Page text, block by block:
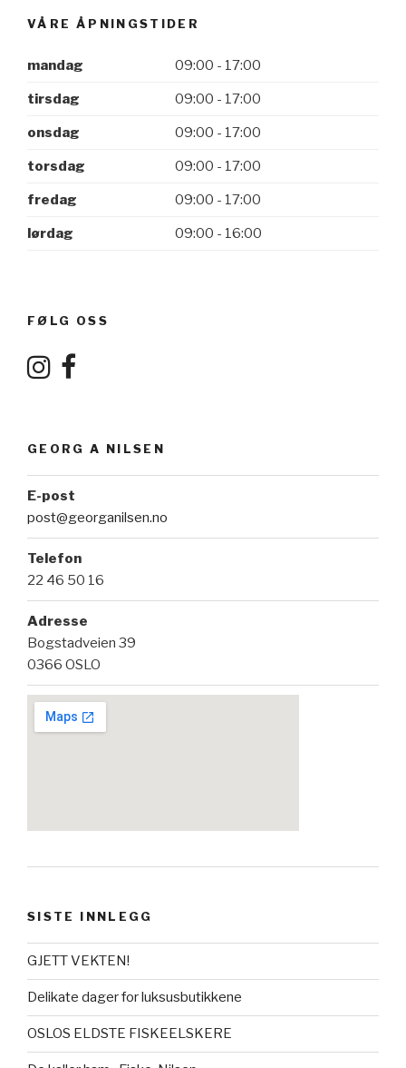
VÅRE ÅPNINGSTIDER
mandag 09:00 - 17:00
tirsdag 09:00 - 17:00
onsdag 09:00 - 17:00
torsdag 09:00 - 17:00
fredag 09:00 - 17:00
lørdag 09:00 - 16:00
FØLG OSS
GEORG A NILSEN
E-post
post@georganilsen.no
Telefon
22 46 50 16
Adresse
Bogstadveien 39
0366 OSLO
SISTE INNLEGG
GJETT VEKTEN!
Delikate dager for luksusbutikkene
OSLOS ELDSTE FISKEELSKERE